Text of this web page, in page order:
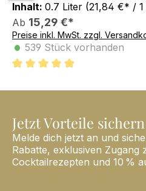
Inhalt: 0.7 Liter (21,84 €* / 1
Ab 15,29 €*
Preise inkl. MwSt. zzgl.
• 539 Stück vorhanden
Jetzt Vorteile sichern
Melde dich jetzt an und
Rabatte, exklusiven Zugang
Cocktailrezepten und 10 %